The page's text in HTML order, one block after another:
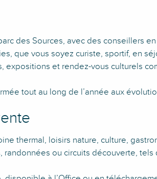
des Sources, avec des conseillers
que vous soyez curiste, sportif, en
et rendez-vous culturels
tout au long de l’année aux
thermal, loisirs nature, culture,
ou circuits découverte,